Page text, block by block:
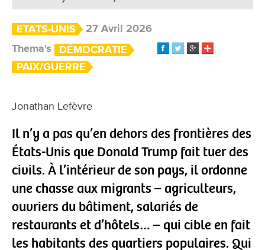
ETATS-UNIS
27 Avril 2026
Thema's
DÉMOCRATIE
PAIX/GUERRE
Jonathan Lefèvre
Il n’y a pas qu’en dehors des frontières des
États-Unis que Donald Trump fait tuer des
civils. À l’intérieur de son pays, il ordonne
une chasse aux migrants – agriculteurs,
ouvriers du bâtiment, salariés de
restaurants et d’hôtels… – qui cible en fait
les habitants des quartiers populaires. Qui